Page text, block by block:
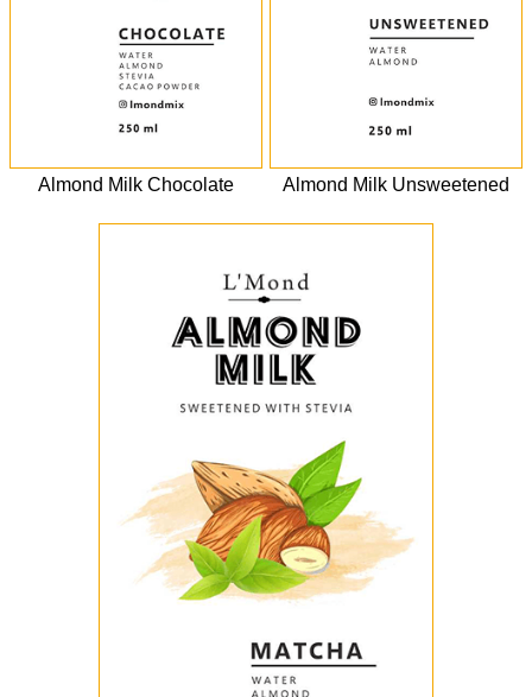
Almond Milk Chocolate Almond Milk Unsweetened